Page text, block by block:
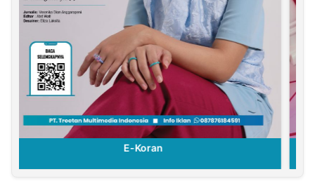
E-Koran